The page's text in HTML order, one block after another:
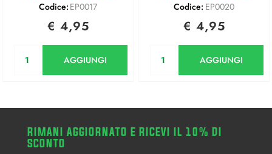
Codice: EP0017
€ 4,95
AGGIUNGI
Codice: EP0020
€ 4,95
AGGIUNGI
RIMANI AGGIORNATO E RICEVI IL 10% DI
SCONTO